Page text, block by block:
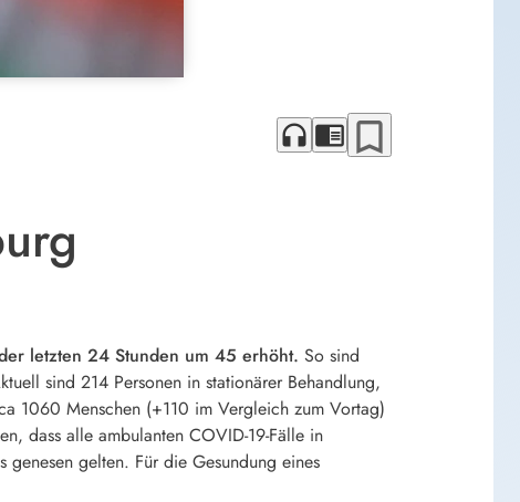
headphones chrome_reader_mode bookmark_border
letzten 24 Stunden um 45 erhöht. So sind
sind 214 Personen in stationärer Behandlung,
1060 Menschen (+110 im Vergleich zum Vortag)
dass alle ambulanten COVID-19-Fälle in
gelten. Für die Gesundung eines